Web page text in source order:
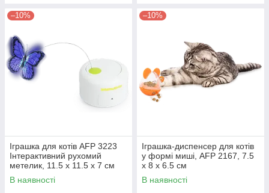
–10%
Іграшка для котів AFP 3223
Інтерактивний рухомий
метелик, 11.5 x 11.5 x 7 см
В наявності
–10%
Іграшка-диспенсер для котів
у формі миші, AFP 2167, 7.5
x 8 x 6.5 см
В наявності